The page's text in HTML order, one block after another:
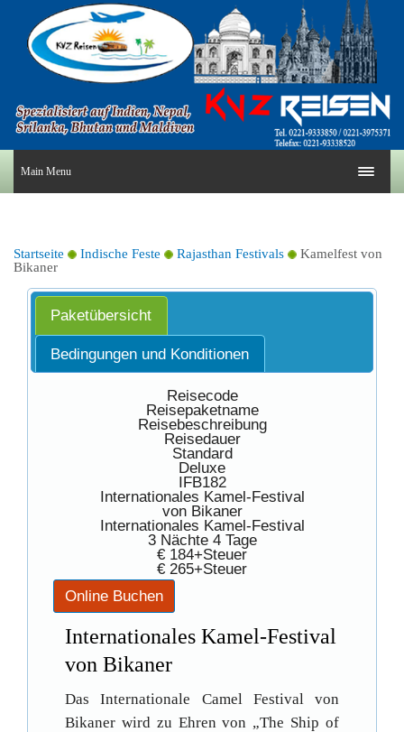
Main Menu
Startseite Indische Feste Rajasthan Festivals
Kamelfest von
Bikaner
Paketübersicht
Bedingungen und Konditionen
Reisecode
Reisepaketname
Reisebeschreibung
Reisedauer
Standard
Deluxe
IFB182
Internationales Kamel-Festival
von Bikaner
Internationales Kamel-Festival
3 Nächte 4 Tage
€ 184+Steuer
€ 265+Steuer
Internationales Kamel-Festival
von Bikaner
Das Internationale Camel Festival von
Bikaner wird zu Ehren von „The Ship of